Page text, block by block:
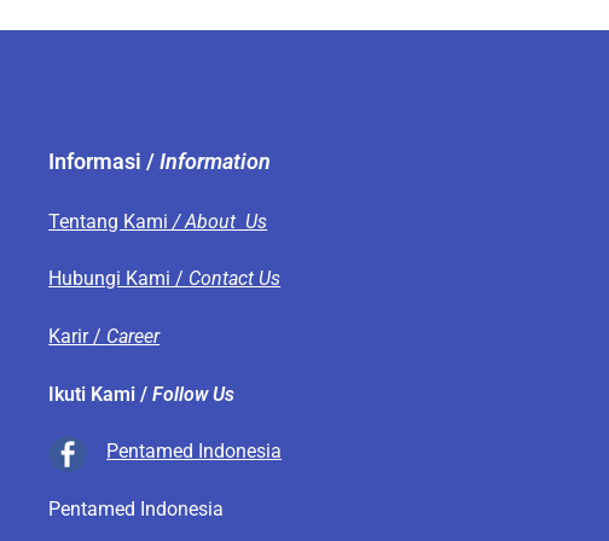
Informasi /Information
Tentang Kami/ About Us
Hubungi Kami / Contact Us
Karir / Career
Ikuti Kami /Follow Us
Pentamed Indonesia
Pentamed Indonesia